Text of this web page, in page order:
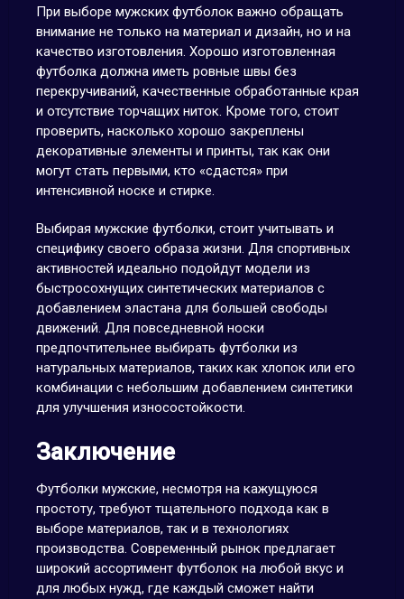
При выборе мужских футболок важно обращать
внимание не только на материал и дизайн, но и на
качество изготовления. Хорошо изготовленная
футболка должна иметь ровные швы без
перекручиваний, качественные обработанные края
и отсутствие торчащих ниток. Кроме того, стоит
проверить, насколько хорошо закреплены
декоративные элементы и принты, так как они
могут стать первыми, кто «сдастся» при
интенсивной носке и стирке.
Выбирая мужские футболки, стоит учитывать и
специфику своего образа жизни. Для спортивных
активностей идеально подойдут модели из
быстросохнущих синтетических материалов с
добавлением эластана для большей свободы
движений. Для повседневной носки
предпочтительнее выбирать футболки из
натуральных материалов, таких как хлопок или его
комбинации с небольшим добавлением синтетики
для улучшения износостойкости.
Заключение
Футболки мужские, несмотря на кажущуюся
простоту, требуют тщательного подхода как в
выборе материалов, так и в технологиях
производства. Современный рынок предлагает
широкий ассортимент футболок на любой вкус и
для любых нужд, где каждый сможет найти